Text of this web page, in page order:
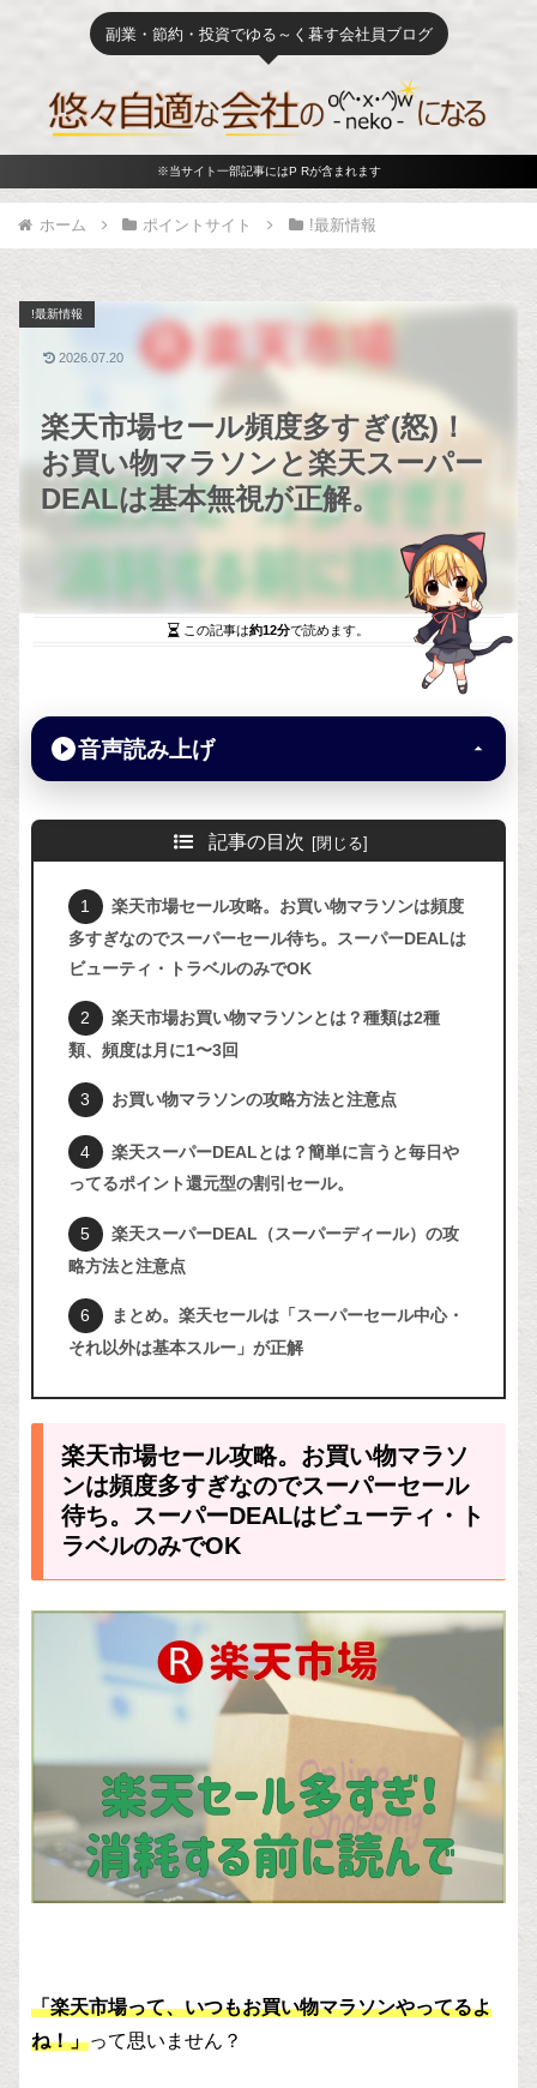
副業・節約・投資でゆる～く暮す会社員ブログ
※当サイト一部記事にはP Rが含まれます
ホーム ポイントサイト !最新情報
楽天市場セール頻度多すぎ(怒)！
お買い物マラソンと楽天スーパー
DEALは基本無視が正解。
!最新情報
2026.07.20
この記事は約12分で読めます。
音声読み上げ
記事の目次
楽天市場セール攻略。お買い物マラソンは頻度
多すぎなのでスーパーセール待ち。スーパーDEALは
ビューティ・トラベルのみでOK
楽天市場お買い物マラソンとは？種類は2種
類、頻度は月に1〜3回
お買い物マラソンの攻略方法と注意点
楽天スーパーDEALとは？簡単に言うと毎日や
ってるポイント還元型の割引セール。
楽天スーパーDEAL（スーパーディール）の攻
略方法と注意点
まとめ。楽天セールは「スーパーセール中心・
それ以外は基本スルー」が正解
楽天市場セール攻略。お買い物マラソ
ンは頻度多すぎなのでスーパーセール
待ち。スーパーDEALはビューティ・ト
ラベルのみでOK
「楽天市場って、いつもお買い物マラソンやってるよ
ね！」って思いません？